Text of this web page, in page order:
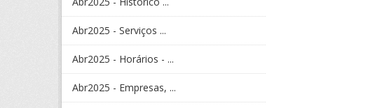
Abr2025 - Serviços ...
Abr2025 - Horários - ...
Abr2025 - Empresas, ...